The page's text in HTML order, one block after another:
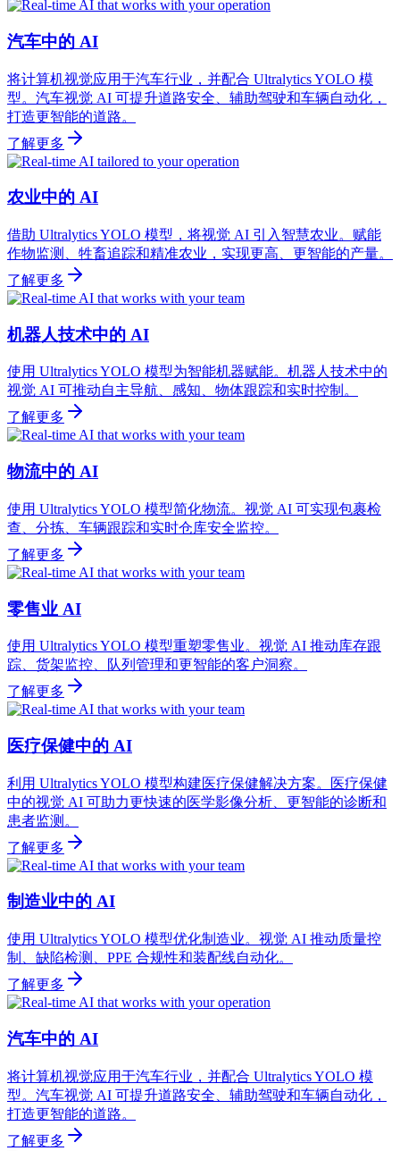
汽车中的 AI
将计算机视觉应用于汽车行业，并配合 Ultralytics YOLO 模
型。汽车视觉 AI 可提升道路安全、辅助驾驶和车辆自动化，
打造更智能的道路。
了解更多
农业中的 AI
借助 Ultralytics YOLO 模型，将视觉 AI 引入智慧农业。赋能
作物监测、牲畜追踪和精准农业，实现更高、更智能的产量。
了解更多
机器人技术中的 AI
使用 Ultralytics YOLO 模型为智能机器赋能。机器人技术中的
视觉 AI 可推动自主导航、感知、物体跟踪和实时控制。
了解更多
物流中的 AI
使用 Ultralytics YOLO 模型简化物流。视觉 AI 可实现包裹检
查、分拣、车辆跟踪和实时仓库安全监控。
了解更多
零售业 AI
使用 Ultralytics YOLO 模型重塑零售业。视觉 AI 推动库存跟
踪、货架监控、队列管理和更智能的客户洞察。
了解更多
医疗保健中的 AI
利用 Ultralytics YOLO 模型构建医疗保健解决方案。医疗保健
中的视觉 AI 可助力更快速的医学影像分析、更智能的诊断和
患者监测。
了解更多
制造业中的 AI
使用 Ultralytics YOLO 模型优化制造业。视觉 AI 推动质量控
制、缺陷检测、PPE 合规性和装配线自动化。
了解更多
汽车中的 AI
将计算机视觉应用于汽车行业，并配合 Ultralytics YOLO 模
型。汽车视觉 AI 可提升道路安全、辅助驾驶和车辆自动化，
打造更智能的道路。
了解更多